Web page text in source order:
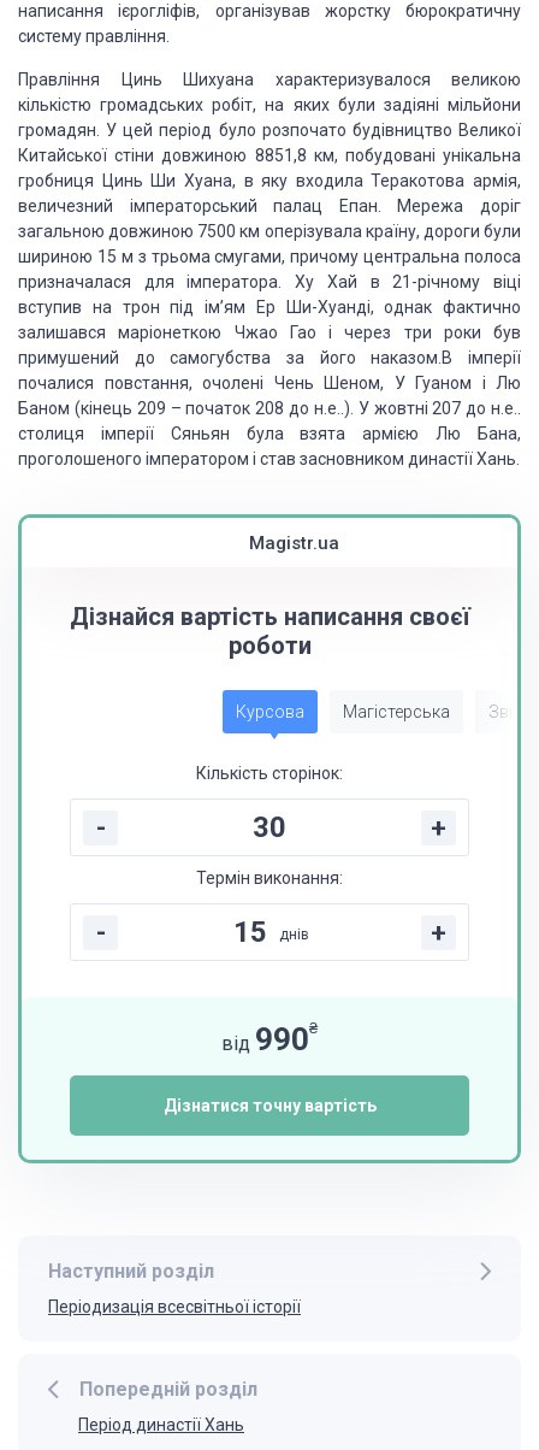
написання ієрогліфів, організував жорстку бюрократичну
систему правління.
Правління Цинь Шихуана характеризувалося великою
кількістю громадських робіт, на яких були задіяні мільйони
громадян. У цей період було розпочато будівництво Великої
Китайської стіни довжиною 8851,8 км, побудовані унікальна
гробниця Цинь Ши Хуана, в яку входила Теракотова армія,
величезний імператорський палац Епан. Мережа доріг
загальною довжиною 7500 км оперізувала країну, дороги були
шириною 15 м з трьома смугами, причому центральна полоса
призначалася для імператора. Ху Хай в 21-річному віці
вступив на трон під ім’ям Ер Ши-Хуанді, однак фактично
залишався маріонеткою Чжао Гао і через три роки був
примушений до самогубства за його наказом.В імперії
почалися повстання, очолені Чень Шеном, У Гуаном і Лю
Баном (кінець 209 – початок 208 до н.е..). У жовтні 207 до н.е..
столиця імперії Сяньян була взята армією Лю Бана,
проголошеного імператором і став засновником династії Хань.
Magistr.ua
Дізнайся вартість написання своєї
роботи
Курсова Магістерська Звіт
Кількість сторінок:
- +
Термін виконання:
- днів +
від 990₴
Дізнатися точну вартість
Попередній розділ
Період династії Хань
Наступний розділ
Періодизація всесвітньої історії